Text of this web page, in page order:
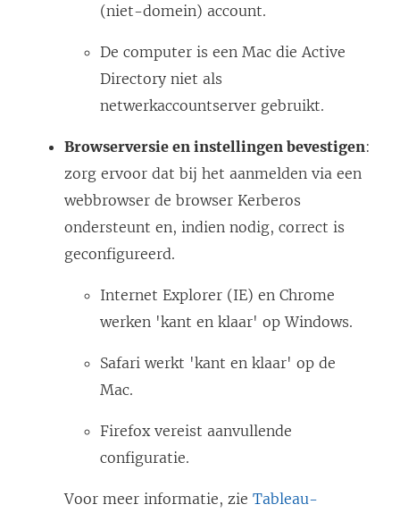
(niet-domein) account.
De computer is een Mac die Active
Directory niet als
netwerkaccountserver gebruikt.
Browserversie en instellingen bevestigen:
zorg ervoor dat bij het aanmelden via een
webbrowser de browser Kerberos
ondersteunt en, indien nodig, correct is
geconfigureerd.
Internet Explorer (IE) en Chrome
werken 'kant en klaar' op Windows.
Safari werkt 'kant en klaar' op de
Mac.
Firefox vereist aanvullende
configuratie.
Voor meer informatie, zie Tableau-